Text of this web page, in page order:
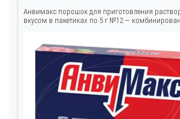
Анвимакс порошок для приготовления
вкусом в пакетиках по 5 г №12 —